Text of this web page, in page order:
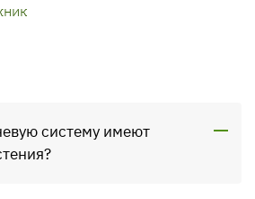
систему имеют